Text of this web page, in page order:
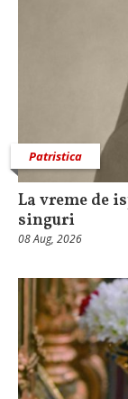
Patristica
La vreme de
singuri
08 Aug, 2026